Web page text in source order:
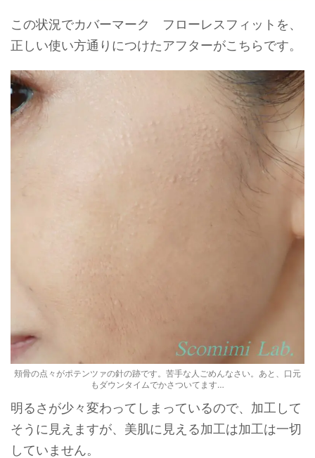
この状況でカバーマーク フローレスフィットを、
正しい使い方通りにつけたアフターがこちらです。
頬骨の点々がポテンツァの針の跡です。苦手な人ごめんなさい。あと、口元
もダウンタイムでかさついてます…
明るさが少々変わってしまっているので、加工して
そうに見えますが、美肌に見える加工は加工は一切
していません。